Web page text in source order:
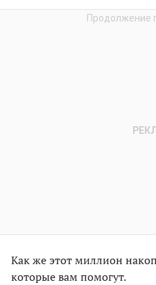
Как же этот миллион
которые вам помогут.